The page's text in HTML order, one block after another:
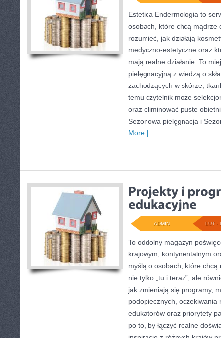
Estetica Endermologia to
osobach, które chcą mądrze
rozumieć, jak działają
medyczno-estetyczne oraz
mają realne działanie. To
pielęgnacyjną z wiedzą o
zachodzących w skórze,
temu czytelnik może
oraz eliminować puste
Sezonowa pielęgnacja i
More ]
LUT -
ADMIN
To oddolny magazyn
krajowym, kontynentalnym
myślą o osobach, które chcą
nie tylko „tu i teraz”, ale
jak zmieniają się programy,
podopiecznych, oczekiwania
edukatorów oraz priorytety
po to, by łączyć realne